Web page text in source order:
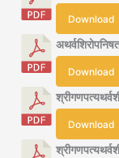
Download
Download
Download